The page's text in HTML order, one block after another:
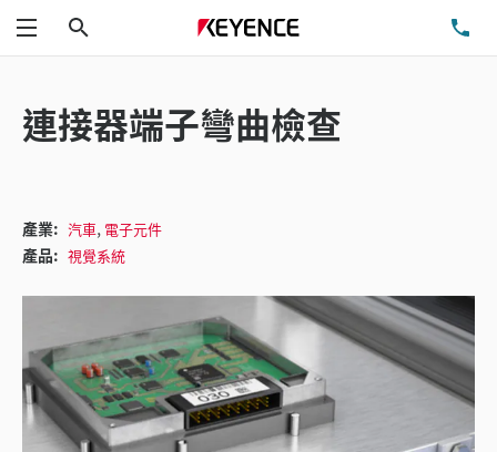
功能表
連接器端子彎曲檢查
產業: 汽車, 電子元件
產品: 視覺系統